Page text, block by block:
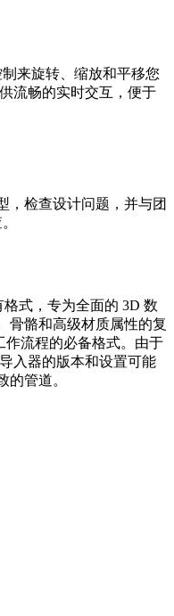
来旋转、缩放和平移您
流畅的实时交互，便于
，检查设计问题，并与团
格式，专为全面的 3D 数
骨骼和高级材质属性的复
作流程的必备格式。由于
入器的版本和设置可能
管道。